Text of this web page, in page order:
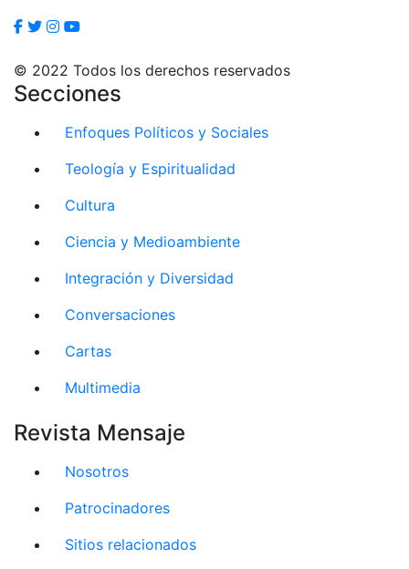
© 2022 Todos los derechos reservados
Secciones
Enfoques Políticos y Sociales
Teología y Espiritualidad
Cultura
Ciencia y Medioambiente
Integración y Diversidad
Conversaciones
Cartas
Multimedia
Revista Mensaje
Nosotros
Patrocinadores
Sitios relacionados